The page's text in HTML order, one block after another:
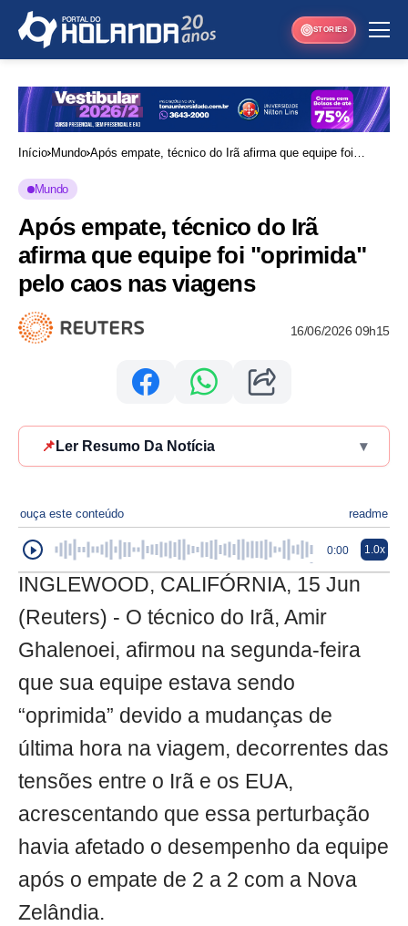
STORIES
Início Mundo Após empate, técnico do Irã afirma que equipe foi
Mundo
Após empate, técnico do Irã
afirma que equipe foi "oprimida"
pelo caos nas viagens
16/06/2026 09h15
📌 Ler Resumo Da Notícia ▾
ouça este conteúdo readme
0:00 1.0x
INGLEWOOD, CALIFÓRNIA, 15 Jun
(Reuters) - O técnico do Irã, Amir
Ghalenoei, afirmou na segunda-feira
que sua equipe estava sendo
“oprimida” devido a mudanças de
última hora na viagem, decorrentes das
tensões entre o Irã e os EUA,
acrescentando que essa perturbação
havia afetado o desempenho da equipe
após o empate de 2 a 2 com a Nova
Zelândia.